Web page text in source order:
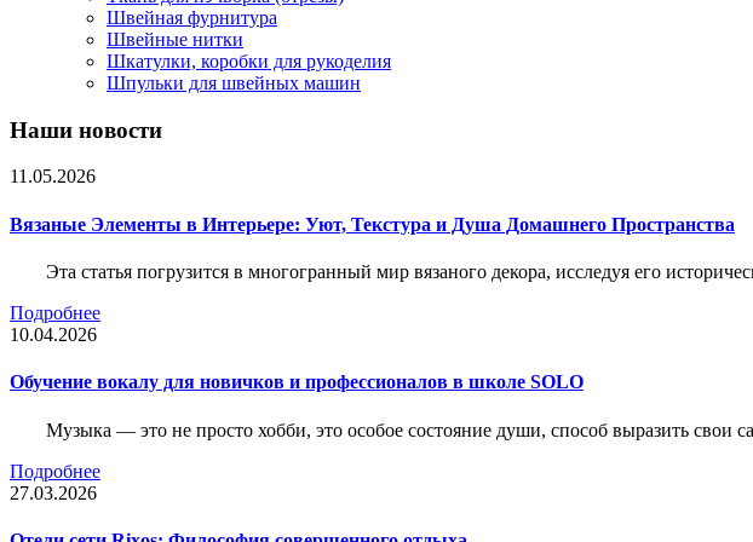
Швейная фурнитура
Швейные нитки
Шкатулки, коробки для рукоделия
Шпульки для швейных машин
Наши новости
11.05.2026
Вязаные Элементы в Интерьере: Уют, Текстура и Душа Домашнего Пространства
Эта статья погрузится в многогранный мир вязаного декора, исследуя его
Подробнее
10.04.2026
Обучение вокалу для новичков и профессионалов в школе SOLO
Музыка — это не просто хобби, это особое состояние души, способ выразить свои
Подробнее
27.03.2026